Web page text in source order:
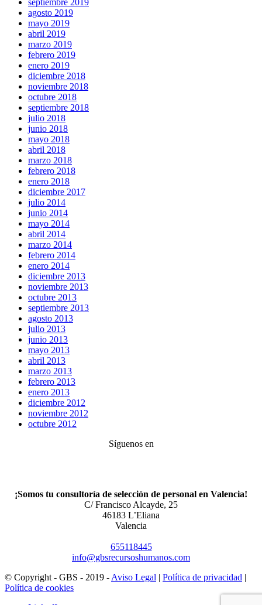
septiembre 2019
agosto 2019
mayo 2019
abril 2019
marzo 2019
febrero 2019
enero 2019
diciembre 2018
noviembre 2018
octubre 2018
septiembre 2018
julio 2018
junio 2018
mayo 2018
abril 2018
marzo 2018
febrero 2018
enero 2018
diciembre 2017
julio 2014
junio 2014
mayo 2014
abril 2014
marzo 2014
febrero 2014
enero 2014
diciembre 2013
noviembre 2013
octubre 2013
septiembre 2013
agosto 2013
julio 2013
junio 2013
mayo 2013
abril 2013
marzo 2013
febrero 2013
enero 2013
diciembre 2012
noviembre 2012
octubre 2012
Síguenos en
¡Somos tu consultoría de selección de personal en Valencia!
C/ Francisco Alcayde, 25
46183 L’Eliana
Valencia
655118445
info@gbsrecursoshumanos.com
© Copyright - GBS - 2019 - Aviso Legal | Política de privacidad |
Política de cookies